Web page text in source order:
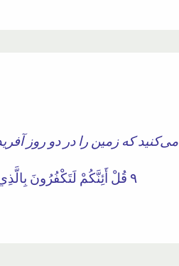
٩ قُلْ أَئِنَّكُمْ لَتَكْفُرُونَ بِالَّذِي خَلَقَ الْأَرْضَ فِي يَوْمَيْنِ وَتَجْعَلُونَ لَهُ أَنْدَادًا ۚ ذَٰلِكَ رَبُّ الْعَالَمِينَ